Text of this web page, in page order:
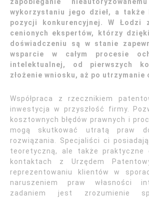
wykorzystaniu jego dzieł, a także
pozycji konkurencyjnej. W Łodzi
cenionych ekspertów, którzy
doświadczeniu są w stanie
wsparcie w całym procesie
intelektualnej, od pierwszych
złożenie wniosku, aż po utrzymanie
Współpraca z rzecznikiem
inwestycja w przyszłość firmy.
kosztownych błędów prawnych i
mogą skutkować utratą praw
rozwiązania. Specjaliści ci
teoretyczną, ale także praktyczne
kontaktach z Urzędem
reprezentowaniu klientów w
naruszeniem praw własności
zadaniem jest zrozumienie